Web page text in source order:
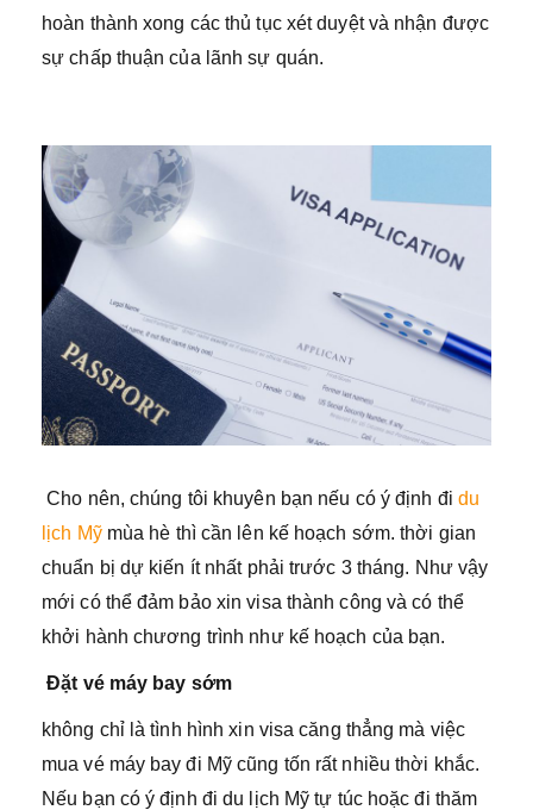
hoàn thành xong các thủ tục xét duyệt và nhận được
sự chấp thuận của lãnh sự quán.
Cho nên, chúng tôi khuyên bạn nếu có ý định đi du
lịch Mỹmùa hè thì cần lên kế hoạch sớm. thời gian
chuẩn bị dự kiến ít nhất phải trước 3 tháng. Như vậy
mới có thể đảm bảo xin visa thành công và có thể
khởi hành chương trình như kế hoạch của bạn.
Đặt vé máy bay sớm
không chỉ là tình hình xin visa căng thẳng mà việc
mua vé máy bay đi Mỹ cũng tốn rất nhiều thời khắc.
Nếu bạn có ý định đi du lịch Mỹ tự túc hoặc đi thăm